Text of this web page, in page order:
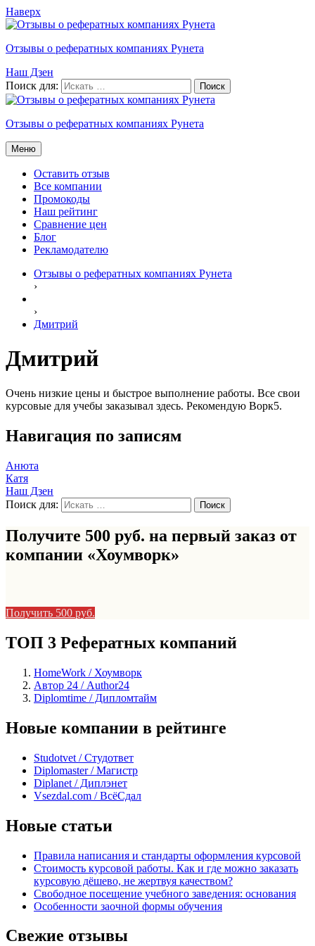
Наверх
Отзывы о рефератных компаниях Рунета
Наш Дзен
Поиск для:
Отзывы о рефератных компаниях Рунета
Меню
Оставить отзыв
Все компании
Промокоды
Наш рейтинг
Сравнение цен
Блог
Рекламодателю
Отзывы о рефератных компаниях Рунета
›
›
Дмитрий
Дмитрий
Очень низкие цены и быстрое выполнение работы. Все свои
курсовые для учебы заказывал здесь. Рекомендую Ворк5.
Навигация по записям
Анюта
Катя
Наш Дзен
Поиск для:
Получите 500 руб. на первый заказ от
компании «Хоумворк»
Получить 500 руб.
ТОП 3 Рефератных компаний
HomeWork / Хоумворк
Автор 24 / Author24
Diplomtime / Дипломтайм
Новые компании в рейтинге
Studotvet / Студответ
Diplomaster / Магистр
Diplanet / Диплэнет
Vsezdal.com / ВсёСдал
Новые статьи
Правила написания и стандарты оформления курсовой
Стоимость курсовой работы. Как и где можно заказать
курсовую дёшево, не жертвуя качеством?
Свободное посещение учебного заведения: основания
Особенности заочной формы обучения
Свежие отзывы